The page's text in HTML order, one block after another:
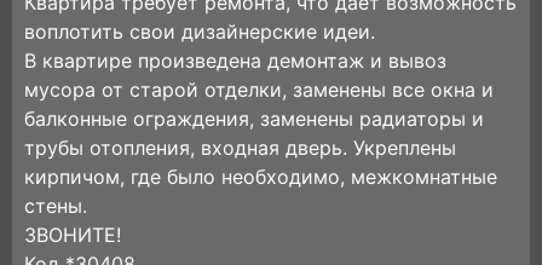
воплотить свои дизайнерские идеи.
В квартире произведена демонтаж и вывоз
мусора от старой отделки, заменены все окна и
балконные ограждения, заменены радиаторы и
трубы отопления, входная дверь. Укреплены
кирпичом, где было необходимо, межкомнатные
стены.
ЗВОНИТЕ!